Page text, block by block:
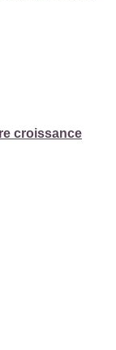
croissance